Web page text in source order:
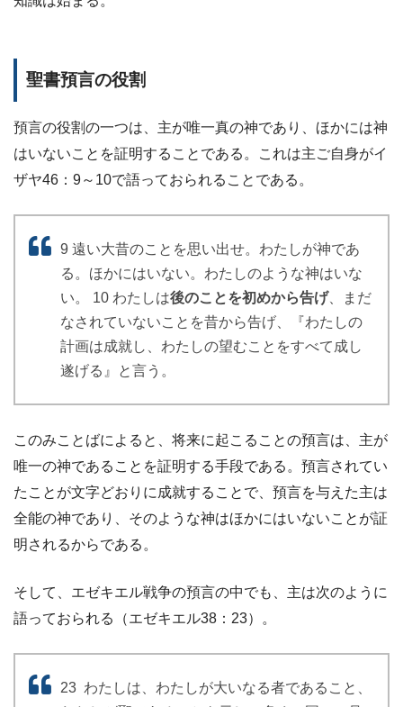
聖書預言の役割
預言の役割の一つは、主が唯一真の神であり、ほかには神
はいないことを証明することである。これは主ご自身がイ
ザヤ46：9～10で語っておられることである。
9 遠い大昔のことを思い出せ。わたしが神であ
る。ほかにはいない。わたしのような神はいな
い。 10 わたしは後のことを初めから告げ、まだ
なされていないことを昔から告げ、『わたしの
計画は成就し、わたしの望むことをすべて成し
遂げる』と言う。
このみことばによると、将来に起こることの預言は、主が
唯一の神であることを証明する手段である。預言されてい
たことが文字どおりに成就することで、預言を与えた主は
全能の神であり、そのような神はほかにはいないことが証
明されるからである。
そして、エゼキエル戦争の預言の中でも、主は次のように
語っておられる（エゼキエル38：23）。
23 わたしは、わたしが大いなる者であること、